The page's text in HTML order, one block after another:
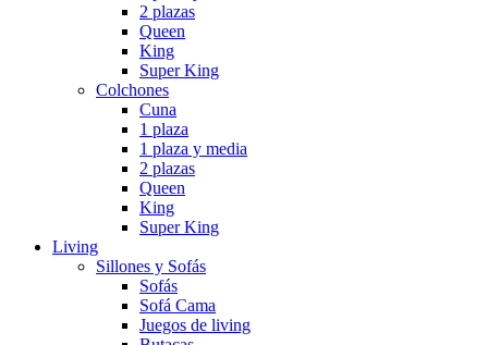
2 plazas
Queen
King
Super King
Colchones
Cuna
1 plaza
1 plaza y media
2 plazas
Queen
King
Super King
Living
Sillones y Sofás
Sofás
Sofá Cama
Juegos de living